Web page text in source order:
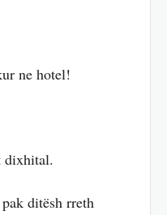
ne hotel!
dixhital.
ditësh rreth